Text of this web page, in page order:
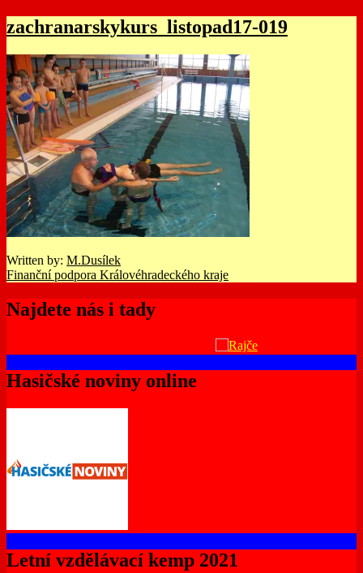
zachranarskykurs_listopad17-019
Written by: M.Dusílek
Navigace
pro
příspěvek
Finanční podpora Královéhradeckého kraje
Najdete nás i tady
Hasičské noviny online
Letní vzdělávací kemp 2021